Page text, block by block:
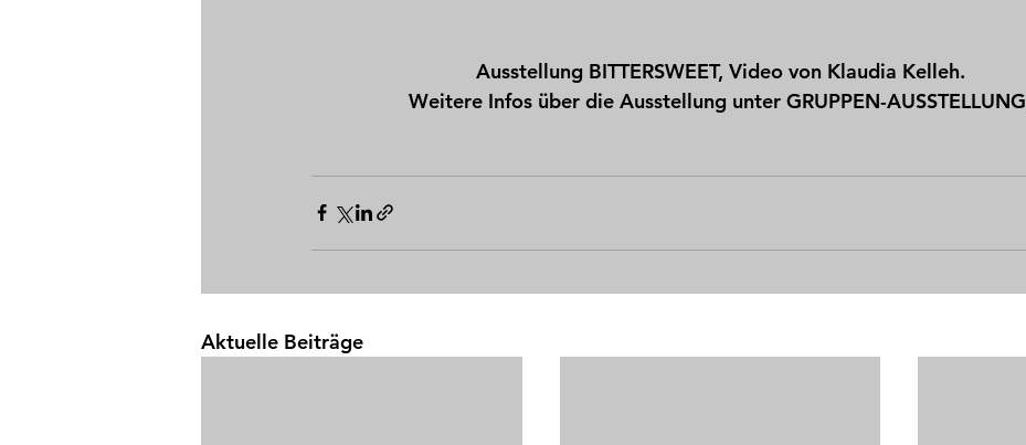
Ausstellung BITTERSWEET, Video von Klaudia Kelleh.
Weitere Infos über die Ausstellung unter GRUPPEN-AUSSTELLUNG
Aktuelle Beiträge